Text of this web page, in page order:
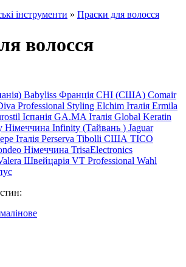
інструменти » Праски для волосся
волосся
Babyliss Франція CHI (США) Comair
Professional Styling Elchim Італія Ermila
Іспанія GA.MA Італія Global Keratin
Німеччина Infinity (Тайвань ) Jaguar
Італія Perserva Tibolli США TICO
Німеччина TrisaElectronics
Швейцарія VT Professional Wahl